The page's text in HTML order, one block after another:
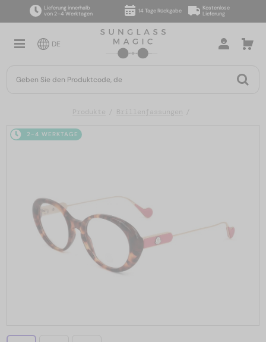
Lieferung innerhalb
von 2–4 Werktagen
14 Tage Rückgabe
Kostenlose
Lieferung
DE
Produkte Brillenfassungen
2-4 WERKTAGE